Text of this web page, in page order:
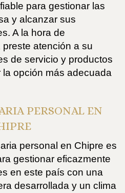
para gestionar las
y alcanzar sus
A la hora de
atención a su
de servicio y productos
opción más adecuada
PERSONAL EN
personal en Chipre es
gestionar eficazmente
en este país con una
desarrollada y un clima